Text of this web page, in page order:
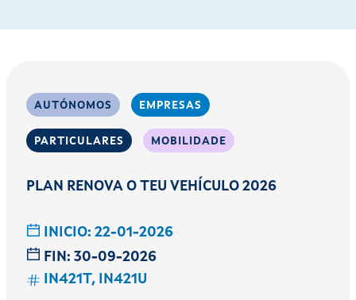
AUTÓNOMOS EMPRESAS
PARTICULARES MOBILIDADE
PLAN RENOVA O TEU VEHÍCULO 2026
INICIO: 22-01-2026
FIN: 30-09-2026
IN421T, IN421U